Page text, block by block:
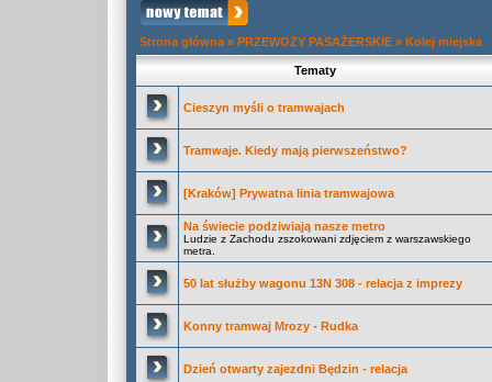
Strona główna » PRZEWOZY PASAŻERSKIE » Kolej miejska
Tematy
Cieszyn myśli o tramwajach
Tramwaje. Kiedy mają pierwszeństwo?
[Kraków] Prywatna linia tramwajowa
Na świecie podziwiają nasze metro
Ludzie z Zachodu zszokowani zdjęciem z warszawskiego
metra.
50 lat służby wagonu 13N 308 - relacja z imprezy
Konny tramwaj Mrozy - Rudka
Dzień otwarty zajezdni Będzin - relacja